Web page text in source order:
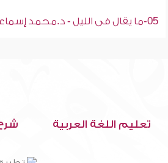
05-ما يقال فى الليل - د.محمد إسماعيل المقدم
تعليم اللغة العربية